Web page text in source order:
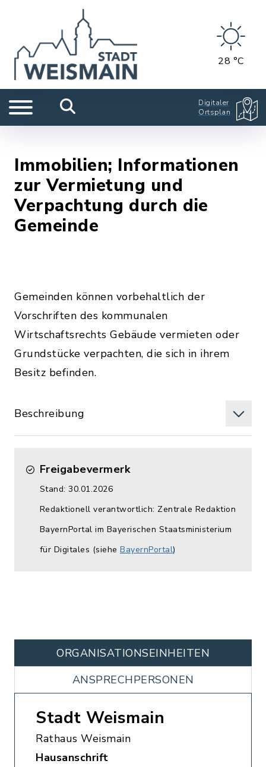
28 °C
Digitaler
Ortsplan
Immobilien; Informationen
zur Vermietung und
Verpachtung durch die
Gemeinde
Gemeinden können vorbehaltlich der
Vorschriften des kommunalen
Wirtschaftsrechts Gebäude vermieten oder
Grundstücke verpachten, die sich in ihrem
Besitz befinden.
Beschreibung
Freigabevermerk
Stand: 30.01.2026
Redaktionell verantwortlich: Zentrale Redaktion
BayernPortal im Bayerischen Staatsministerium
für Digitales (siehe BayernPortal)
ORGANISATIONS­EINHEITEN
ANSPRECHPERSONEN
Stadt Weismain
Rathaus Weismain
Hausanschrift